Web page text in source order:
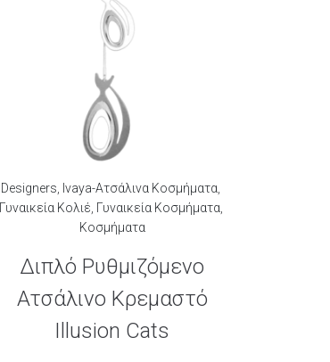
Designers Ivaya-Ατσάλινα Κοσμήματα
Γυναικεία Κολιέ Γυναικεία Κοσμήματα
Κοσμήματα
Διπλό Ρυθμιζόμενο
Ατσάλινο Κρεμαστό
Illusion Cats